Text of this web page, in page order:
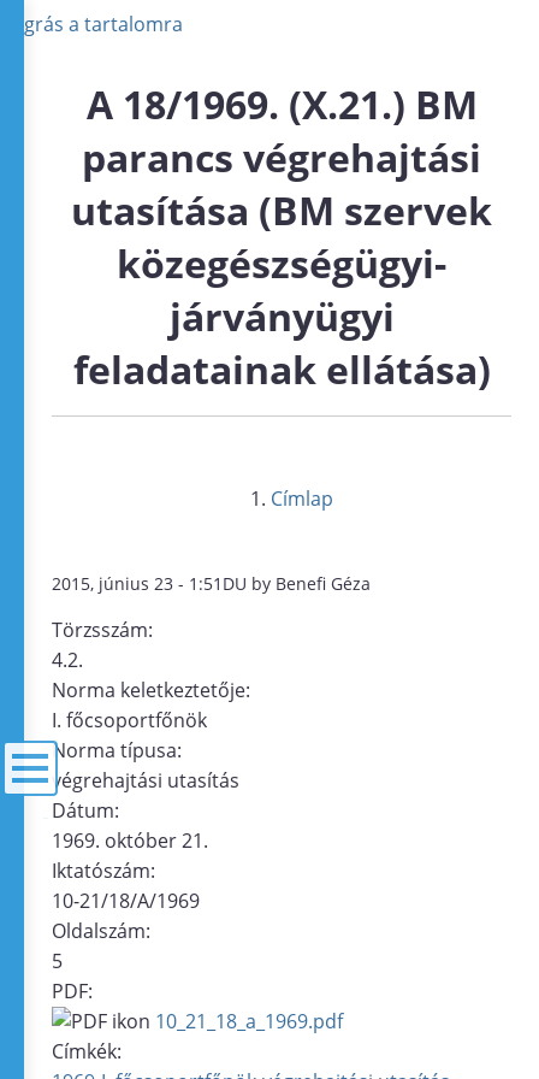
Ugrás a tartalomra
A 18/1969. (X.21.) BM
parancs végrehajtási
utasítása (BM szervek
közegészségügyi-
járványügyi
feladatainak ellátása)
Címlap
2015, június 23 - 1:51DU by Benefi Géza
Törzsszám:
4.2.
Norma keletkeztetője:
I. főcsoportfőnök
Norma típusa:
végrehajtási utasítás
Dátum:
1969. október 21.
Iktatószám:
10-21/18/A/1969
Oldalszám:
5
PDF:
10_21_18_a_1969.pdf
Címkék: